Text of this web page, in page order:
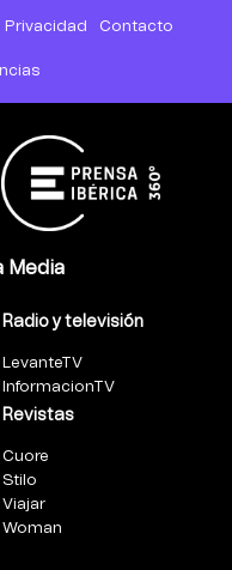
Privacidad Contacto
Media
Radio y televisión
LevanteTV
InformacionTV
Revistas
Cuore
Stilo
Viajar
Woman